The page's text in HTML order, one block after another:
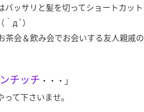
バッサリと髪を切ってショートカット
д´）
茶会＆飲み会でお会いする友人親戚の
チッチ ・・・」
て下さいませ。